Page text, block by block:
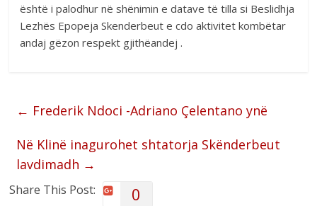
është i palodhur në shënimin e datave të tilla si Beslidhja
Lezhës Epopeja Skenderbeut e cdo aktivitet kombëtar
andaj gëzon respekt gjithëandej .
← Frederik Ndoci -Adriano Çelentano ynë
Në Klinë inagurohet shtatorja Skënderbeut
lavdimadh →
Share This Post: 0